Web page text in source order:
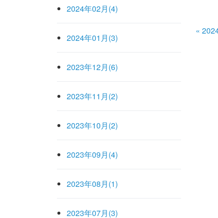
«
2024年02月(4)
2024年01月(3)
2023年12月(6)
2023年11月(2)
2023年10月(2)
2023年09月(4)
2023年08月(1)
2023年07月(3)